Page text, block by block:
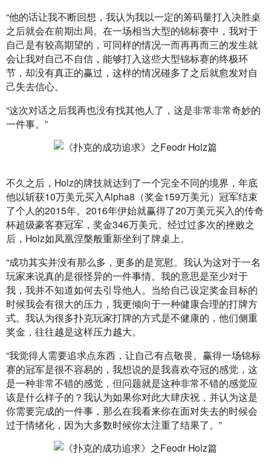
“他的话让我不断回想，我认为我以一定的筹码量打入决胜桌
之后就会在前期出局。在一场相当大型的锦标赛中，我对于
自己是有较高期望的，可同样的情况一而再再而三的发生就
会让我对自己不自信，能够打入这些大型锦标赛的终极环
节，却没有真正的赢过，这样的情况碰多了之后就愈发对自
己失去信心。
“这次对话之后我再也没有找其他人了，这是非常非常奇妙的
一件事。”
不久之后，Holz的牌技就达到了一个完全不同的境界，年底
他以斩获10万美元买入Alpha8（奖金159万美元）冠军结束
了个人的2015年。2016年伊始就赢得了20万美元买入的传奇
杯超级豪客赛冠军，奖金346万美元。经过过多次的挫败之
后，Holz如凤凰涅槃般重新坐到了牌桌上。
“成功其实并没有那么多，更多的是宽慰。我认为这对于一名
玩家来说真的是很怪异的一件事情。我的意思是至少对于
我，我并不知道如何去引导他人。当给自己设定奖金目标的
时候我会有很大的压力，我更倾向于一种健康合理的打牌方
式。我认为很多扑克玩家打牌的方式是不健康的，他们侧重
奖金，往往越是这样压力越大。
“我觉得人需要追求点东西，让自己有点敬畏。赢得一场锦标
赛的冠军是很不容易的，我想说的是我喜欢夺冠的感觉，这
是一种非常不错的感觉，但问题就是这种非常不错的感觉应
该是什么样子的？我认为如果你对此大肆庆祝，并认为这是
你需要完成的一件事，那么在我看来你在面对失去的时候会
过于情绪化，因为大多数时候你太注重了结果了。”